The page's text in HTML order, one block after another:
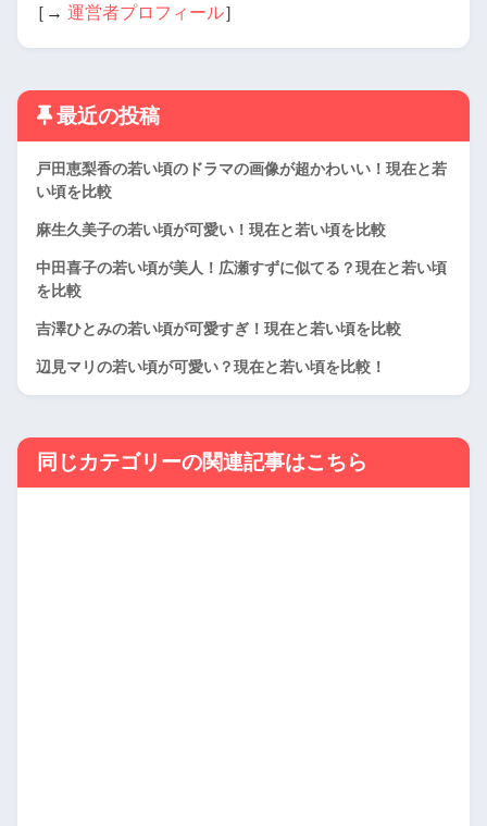
［→ 運営者プロフィール］
最近の投稿
戸田恵梨香の若い頃のドラマの画像が超かわいい！現在と若
い頃を比較
麻生久美子の若い頃が可愛い！現在と若い頃を比較
中田喜子の若い頃が美人！広瀬すずに似てる？現在と若い頃
を比較
吉澤ひとみの若い頃が可愛すぎ！現在と若い頃を比較
辺見マリの若い頃が可愛い？現在と若い頃を比較！
同じカテゴリーの関連記事はこちら